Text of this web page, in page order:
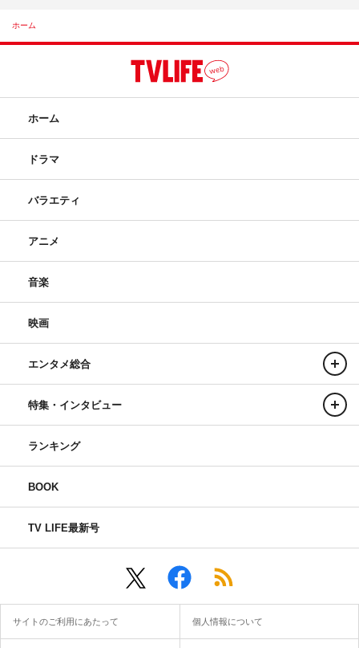
ホーム
ホーム
ドラマ
バラエティ
アニメ
音楽
映画
エンタメ総合
特集・インタビュー
ランキング
BOOK
TV LIFE最新号
サイトのご利用にあたって 個人情報について